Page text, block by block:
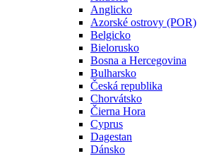
Anglicko
Azorské ostrovy (POR)
Belgicko
Bielorusko
Bosna a Hercegovina
Bulharsko
Česká republika
Chorvátsko
Čierna Hora
Cyprus
Dagestan
Dánsko